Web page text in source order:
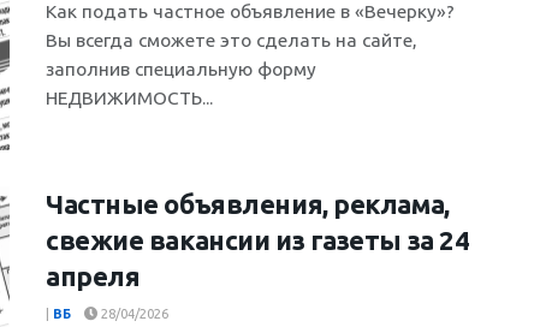
Как подать частное объявление в «Вечерку»?
Вы всегда сможете это сделать на сайте,
заполнив специальную форму
НЕДВИЖИМОСТЬ...
Частные объявления, реклама,
свежие вакансии из газеты за 24
апреля
ВБ 28/04/2026